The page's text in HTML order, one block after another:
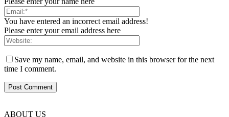
You have entered an incorrect email address!
Please enter your email address here
Save my name, email, and website in this browser for the next
time I comment.
ABOUT US